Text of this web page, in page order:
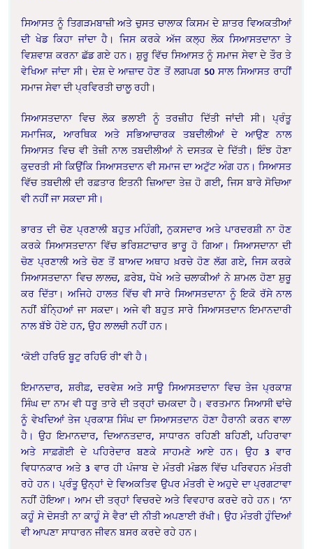
ਸਿਆਸਤ ਨੂੰ ਤਿਗੜਮਬਾਜ਼ੀ ਅਤੇ ਚੁਸਤ ਚਾਲਾਕ ਕਿਸਮ ਦੇ ਸ਼ਾਤਰ ਵਿਅਕਤੀਆਂ
ਦੀ ਖੇਡ ਕਿਹਾ ਜਾਂਦਾ ਹੈ। ਜਿਸ ਕਰਕੇ ਅੱਜ ਕਲ੍ਹ ਲੋਕ ਸਿਆਸਤਦਾਨਾ ਤੇ
ਵਿਸ਼ਵਾਸ਼ ਕਰਨਾ ਛੱਡ ਗਏ ਹਨ। ਸ਼ੁਰੂ ਵਿੱਚ ਸਿਆਸਤ ਨੂੰ ਸਮਾਜ ਸੇਵਾ ਦੇ ਤੌਰ ਤੇ
ਵੇਖਿਆ ਜਾਂਦਾ ਸੀ। ਦੇਸ਼ ਦੇ ਆਜ਼ਾਦ ਹੋਣ ਤੋਂ ਲਗਪਗ 50 ਸਾਲ ਸਿਆਸਤ ਰਾਹੀਂ
ਸਮਾਜ ਸੇਵਾ ਦੀ ਪ੍ਰਵਿਰਤੀ ਚਾਲੂ ਰਹੀ।
ਸਿਆਸਤਦਾਨਾ ਵਿਚ ਲੋਕ ਭਲਾਈ ਨੂੰ ਤਰਜ਼ੀਹ ਦਿੱਤੀ ਜਾਂਦੀ ਸੀ। ਪ੍ਰੰਤੂ
ਸਮਾਜਿਕ, ਆਰਥਿਕ ਅਤੇ ਸਭਿਆਚਾਰਕ ਤਬਦੀਲੀਆਂ ਦੇ ਆਉਣ ਨਾਲ
ਸਿਆਸਤ ਵਿਚ ਵੀ ਤੇਜ਼ੀ ਨਾਲ ਤਬਦੀਲੀਆਂ ਨੇ ਦਸਤਕ ਦੇ ਦਿੱਤੀ। ਇੰਝ ਹੋਣਾ
ਕੁਦਰਤੀ ਸੀ ਕਿਉਂਕਿ ਸਿਆਸਤਦਾਨ ਵੀ ਸਮਾਜ ਦਾ ਅਟੁੱਟ ਅੰਗ ਹਨ। ਸਿਆਸਤ
ਵਿੱਚ ਤਬਦੀਲੀ ਦੀ ਰਫ਼ਤਾਰ ਇਤਨੀ ਜ਼ਿਆਦਾ ਤੇਜ਼ ਹੋ ਗਈ, ਜਿਸ ਬਾਰੇ ਸੋਚਿਆ
ਵੀ ਨਹੀਂ ਜਾ ਸਕਦਾ ਸੀ।
ਭਾਰਤ ਦੀ ਚੋਣ ਪ੍ਰਣਾਲੀ ਬਹੁਤ ਮਹਿੰਗੀ, ਨੁਕਸਦਾਰ ਅਤੇ ਪਾਰਦਰਸ਼ੀ ਨਾ ਹੋਣ
ਕਰਕੇ ਸਿਆਸਤਦਾਨਾ ਵਿੱਚ ਭਰਿਸ਼ਟਾਚਾਰ ਭਾਰੂ ਹੋ ਗਿਆ। ਸਿਆਸਦਾਨਾ ਦੀ
ਚੋਣ ਪ੍ਰਣਾਲੀ ਅਤੇ ਚੋਣ ਤੋਂ ਬਾਅਦ ਅਥਾਹ ਖ਼ਰਚੇ ਹੋਣ ਲੱਗ ਗਏ, ਜਿਸ ਕਰਕੇ
ਸਿਆਸਤਦਾਨਾ ਵਿਚ ਲਾਲਚ, ਫ਼ਰੇਬ, ਧੋਖੇ ਅਤੇ ਚਲਾਕੀਆਂ ਨੇ ਸ਼ਾਮਲ ਹੋਣਾ ਸ਼ੁਰੂ
ਕਰ ਦਿੱਤਾ। ਅਜਿਹੇ ਹਾਲਤ ਵਿੱਚ ਵੀ ਸਾਰੇ ਸਿਆਸਤਦਾਨਾ ਨੂੰ ਇਕੋ ਰੱਸੇ ਨਾਲ
ਨਹੀਂ ਬੰਨਿ੍ਹਆਂ ਜਾ ਸਕਦਾ। ਅਜੇ ਵੀ ਬਹੁਤ ਸਾਰੇ ਸਿਆਸਤਦਾਨ ਇਮਾਨਦਾਰੀ
ਨਾਲ ਬੱਝੇ ਹੋਏ ਹਨ, ਉਹ ਲਾਲਚੀ ਨਹੀਂ ਹਨ।
‘ਕੋਈ ਹਰਿਓ ਬੂਟੁ ਰਹਿਓ ਰੀ’ ਵੀ ਹੈ।
ਇਮਾਨਦਾਰ, ਸ਼ਰੀਫ਼, ਦਰਵੇਸ਼ ਅਤੇ ਸਾਊ ਸਿਆਸਤਦਾਨਾ ਵਿਚ ਤੇਜ ਪ੍ਰਕਾਸ਼
ਸਿੰਘ ਦਾ ਨਾਮ ਵੀ ਧਰੂ ਤਾਰੇ ਦੀ ਤਰ੍ਹਾਂ ਚਮਕਦਾ ਹੈ। ਵਰਤਮਾਨ ਸਿਆਸੀ ਢਾਂਚੇ
ਨੂੰ ਵੇਖਦਿਆਂ ਤੇਜ ਪ੍ਰਕਾਸ਼ ਸਿੰਘ ਦਾ ਸਿਆਸਤਦਾਨ ਹੋਣਾ ਹੈਰਾਨੀ ਕਰਨ ਵਾਲਾ
ਹੈ। ਉਹ ਇਮਾਨਦਾਰ, ਦਿਆਨਤਦਾਰ, ਸਾਧਾਰਨ ਰਹਿਣੀ ਬਹਿਣੀ, ਪਹਿਰਾਵਾ
ਅਤੇ ਸਾਫ਼ਗੋਈ ਦੇ ਪਹਿਰੇਦਾਰ ਬਣਕੇ ਸਾਹਮਣੇ ਆਏ ਹਨ। ਉਹ 3 ਵਾਰ
ਵਿਧਾਨਕਾਰ ਅਤੇ 3 ਵਾਰ ਹੀ ਪੰਜਾਬ ਦੇ ਮੰਤਰੀ ਮੰਡਲ ਵਿੱਚ ਪਰਿਵਹਨ ਮੰਤਰੀ
ਰਹੇ ਹਨ। ਪ੍ਰੰਤੂ ਉਨ੍ਹਾਂ ਦੇ ਵਿਅਕਤਿਵ ਉਪਰ ਮੰਤਰੀ ਦੇ ਅਹੁਦੇ ਦਾ ਪ੍ਰਗਟਾਵਾ
ਨਹੀਂ ਹੋਇਆ। ਆਮ ਦੀ ਤਰ੍ਹਾਂ ਵਿਚਰਦੇ ਅਤੇ ਵਿਵਹਾਰ ਕਰਦੇ ਰਹੇ ਹਨ। ‘ਨਾ
ਕਹੂੰ ਸੇ ਦੋਸਤੀ ਨਾ ਕਾਹੂੰ ਸੇ ਵੈਰ’ ਦੀ ਨੀਤੀ ਅਪਣਾਈ ਰੱਖੀ। ਉਹ ਮੰਤਰੀ ਹੁੰਦਿਆਂ
ਵੀ ਆਪਣਾ ਸਾਧਾਰਨ ਜੀਵਨ ਬਸਰ ਕਰਦੇ ਰਹੇ ਹਨ।